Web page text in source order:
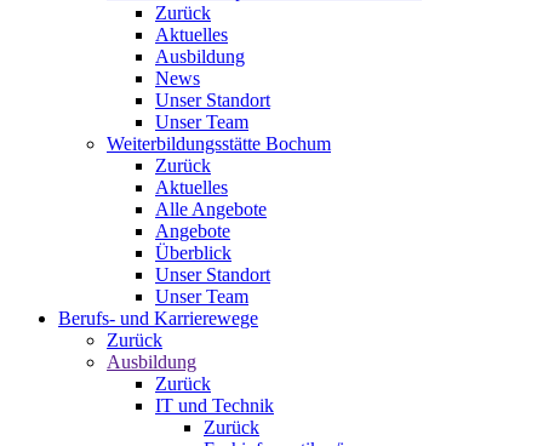
Zurück
Aktuelles
Ausbildung
News
Unser Standort
Unser Team
Weiterbildungsstätte Bochum
Zurück
Aktuelles
Alle Angebote
Angebote
Überblick
Unser Standort
Unser Team
Berufs- und Karrierewege
Zurück
Ausbildung
Zurück
IT und Technik
Zurück